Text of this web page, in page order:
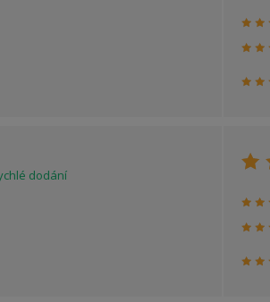
dodání